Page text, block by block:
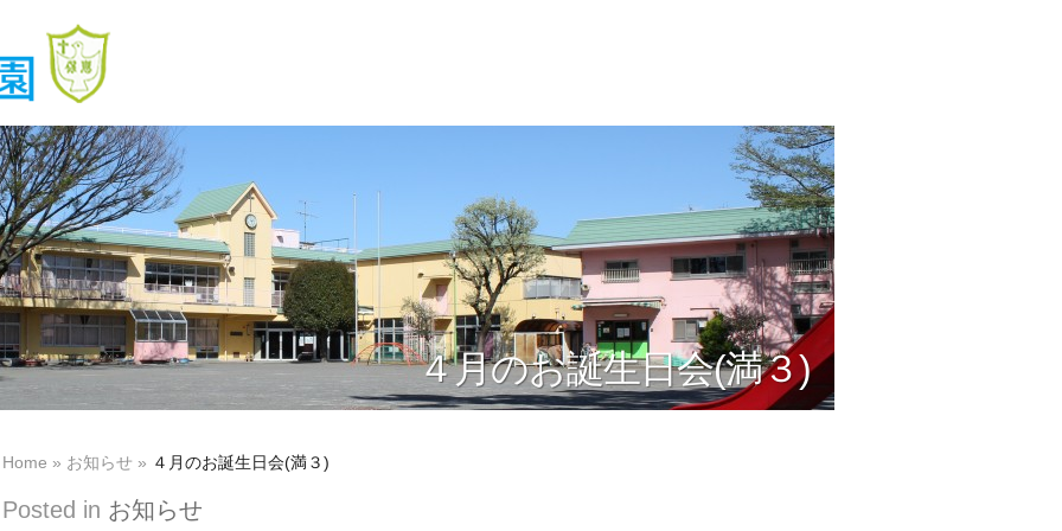
４月のお誕生日会(満３)
Home » お知らせ » ４月のお誕生日会(満３)
Posted in お知らせ